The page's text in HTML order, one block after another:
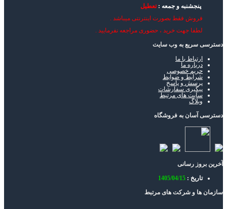
پنجشنبه و جمعه :تعطیل
فروش فقط بصورت اینترنتی میباشد .
لطفا جهت خرید ، حضوری مراجعه نفرمایید .
دسترسی سریع به وب سایت
ارتباط با ما
درباره ما
حریم خصوصی
شرایط و ضوابط
پرسش و پاسخ
پیگیری سفارشات
سایت های مرتبط
وبلاگ
دسترسی آسان به فروشگاه
آخرین بروز رسانی
تاریخ : 1405/04/15
سازمان ها و شرکت های مرتبط